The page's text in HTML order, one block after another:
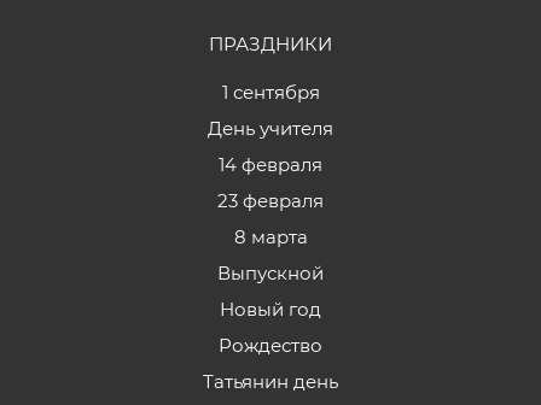
ПРАЗДНИКИ
1 сентября
День учителя
14 февраля
23 февраля
8 марта
Выпускной
Новый год
Рождество
Татьянин день